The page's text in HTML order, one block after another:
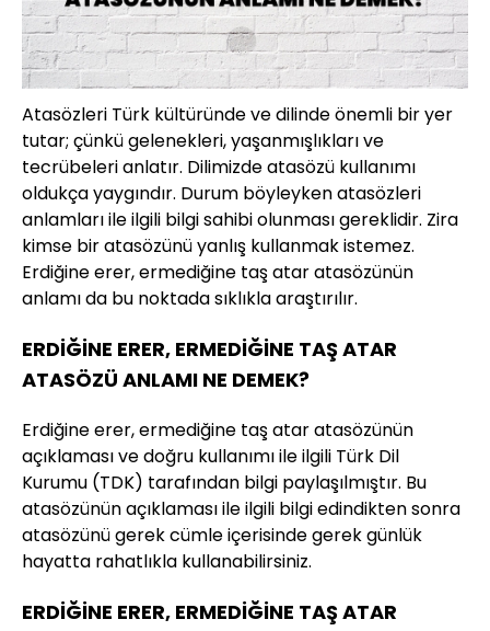
Atasözleri Türk kültüründe ve dilinde önemli bir yer
tutar; çünkü gelenekleri, yaşanmışlıkları ve
tecrübeleri anlatır. Dilimizde atasözü kullanımı
oldukça yaygındır. Durum böyleyken atasözleri
anlamları ile ilgili bilgi sahibi olunması gereklidir. Zira
kimse bir atasözünü yanlış kullanmak istemez.
Erdiğine erer, ermediğine taş atar atasözünün
anlamı da bu noktada sıklıkla araştırılır.
ERDİĞİNE ERER, ERMEDİĞİNE TAŞ ATAR
ATASÖZÜ ANLAMI NE DEMEK?
Erdiğine erer, ermediğine taş atar atasözünün
açıklaması ve doğru kullanımı ile ilgili Türk Dil
Kurumu (TDK) tarafından bilgi paylaşılmıştır. Bu
atasözünün açıklaması ile ilgili bilgi edindikten sonra
atasözünü gerek cümle içerisinde gerek günlük
hayatta rahatlıkla kullanabilirsiniz.
ERDİĞİNE ERER, ERMEDİĞİNE TAŞ ATAR